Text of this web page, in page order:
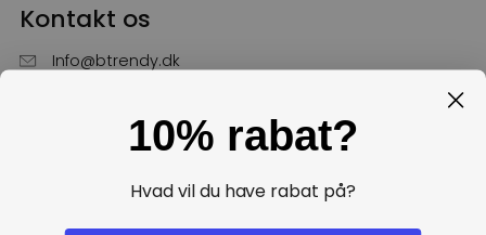
Kontakt os
Info@btrendy.dk
Hverdage fra kl. 10 - 16
10% rabat?
Hvad vil du have rabat på?